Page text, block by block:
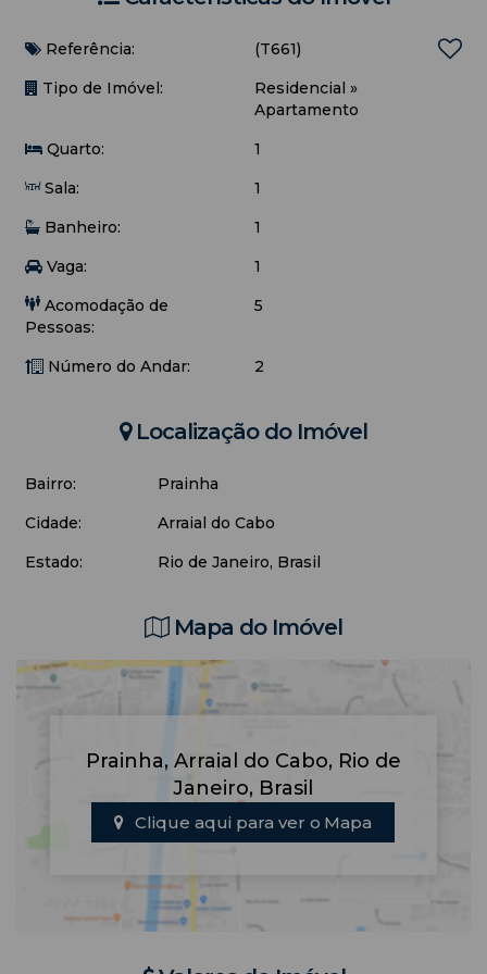
Referência:
(T661)
Tipo de Imóvel:
Residencial »
Apartamento
Quarto:
1
Sala:
1
Banheiro:
1
Vaga:
1
Acomodação de
Pessoas:
5
Número do Andar: 2
Localização do Imóvel
Bairro:
Prainha
Cidade:
Arraial do Cabo
Estado:
Rio de Janeiro, Brasil
Mapa do Imóvel
Prainha, Arraial do Cabo, Rio de
Janeiro, Brasil
Clique aqui para ver o Mapa